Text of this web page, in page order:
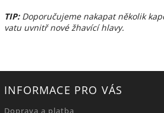
TIP: Doporučujeme nakapat několik
vatu uvnitř nové žhavící hlavy.
INFORMACE PRO VÁS
Doprava a platba